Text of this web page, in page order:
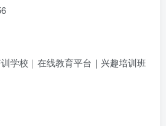
学校｜在线教育平台｜兴趣培训班